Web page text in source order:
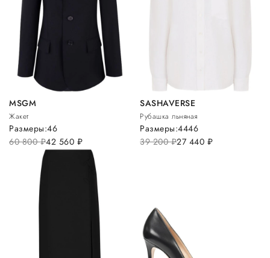
MSGM
Жакет
60 800руб.42 560 руб.
Размеры:46
SASHAVERSE
Рубашка льняная
39 200руб.27 440 руб.
Размеры:4446